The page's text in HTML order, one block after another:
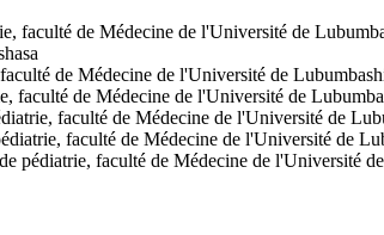
faculté de Médecine de l'Université de
de Médecine de l'Université de
faculté de Médecine de l'Université de
faculté de Médecine de l'Université de
faculté de Médecine de l'Université de
pédiatrie, faculté de Médecine de l'Université